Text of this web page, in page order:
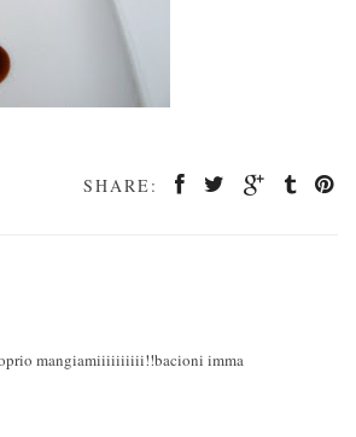
SHARE:
mangiamiiiiiiiiii!!bacioni imma